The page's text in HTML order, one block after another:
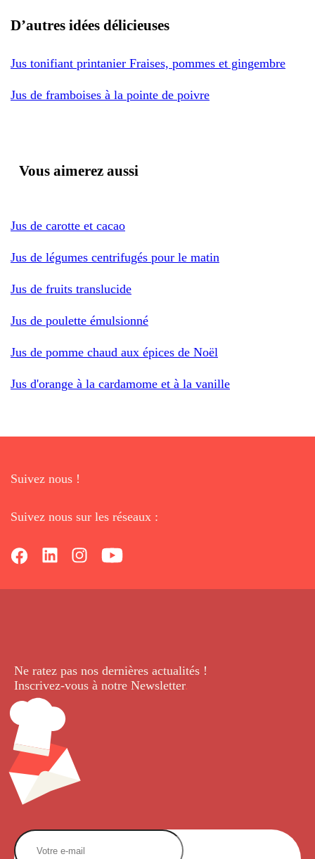
D’autres idées délicieuses
Jus tonifiant printanier Fraises, pommes et gingembre
Jus de framboises à la pointe de poivre
Vous aimerez aussi
Jus de carotte et cacao
Jus de légumes centrifugés pour le matin
Jus de fruits translucide
Jus de poulette émulsionné
Jus de pomme chaud aux épices de Noël
Jus d'orange à la cardamome et à la vanille
Suivez nous !
Suivez nous sur les réseaux :
Ne ratez pas nos dernières actualités !
Inscrivez-vous à notre Newsletter.